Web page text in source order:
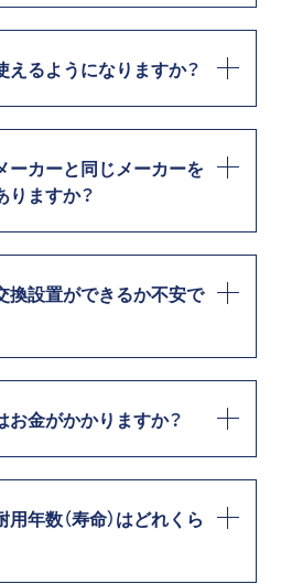
えるようになりますか？
ーカーと同じメーカーを
りますか？
換設置ができるか不安で
お金がかかりますか？
年数（寿命）はどれくら